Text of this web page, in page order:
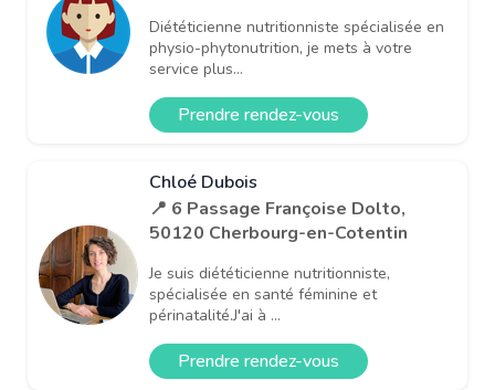
Diététicienne nutritionniste spécialisée en
physio-phytonutrition, je mets à votre
service plus...
Prendre rendez-vous
Chloé Dubois
📍 6 Passage Françoise Dolto,
50120 Cherbourg-en-Cotentin
Je suis diététicienne nutritionniste,
spécialisée en santé féminine et
périnatalité.J'ai à ...
Prendre rendez-vous